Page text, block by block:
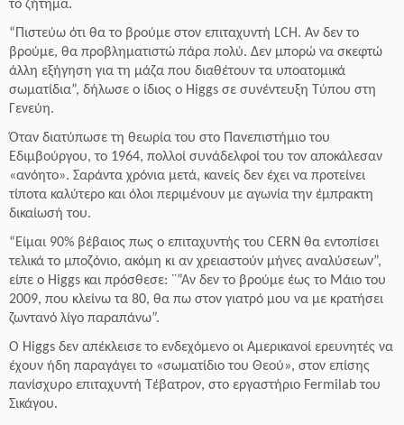
το ζήτημα.
“Πιστεύω ότι θα το βρούμε στον επιταχυντή LCH. Αν δεν το
βρούμε, θα προβληματιστώ πάρα πολύ. Δεν μπορώ να σκεφτώ
άλλη εξήγηση για τη μάζα που διαθέτουν τα υποατομικά
σωματίδια”, δήλωσε ο ίδιος ο Higgs σε συνέντευξη Τύπου στη
Γενεύη.
Όταν διατύπωσε τη θεωρία του στο Πανεπιστήμιο του
Εδιμβούργου, το 1964, πολλοί συνάδελφοί του τον αποκάλεσαν
«ανόητο». Σαράντα χρόνια μετά, κανείς δεν έχει να προτείνει
τίποτα καλύτερο και όλοι περιμένουν με αγωνία την έμπρακτη
δικαίωσή του.
“Είμαι 90% βέβαιος πως ο επιταχυντής του CERN θα εντοπίσει
τελικά το μποζόνιο, ακόμη κι αν χρειαστούν μήνες αναλύσεων”,
είπε ο Higgs και πρόσθεσε: ¨”Αν δεν το βρούμε έως το Μάιο του
2009, που κλείνω τα 80, θα πω στον γιατρό μου να με κρατήσει
ζωντανό λίγο παραπάνω”.
Ο Higgs δεν απέκλεισε το ενδεχόμενο οι Αμερικανοί ερευνητές να
έχουν ήδη παραγάγει το «σωματίδιο του Θεού», στον επίσης
πανίσχυρο επιταχυντή Τέβατρον, στο εργαστήριο Fermilab του
Σικάγου.